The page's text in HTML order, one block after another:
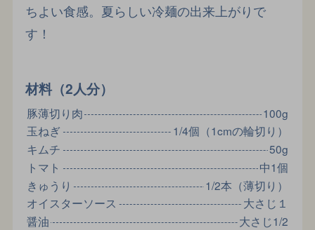
ちよい食感。夏らしい冷麺の出来上がりで
す！
材料（2人分）
豚薄切り肉
100g
玉ねぎ
1/4個（1cmの輪切り）
キムチ
50g
トマト
中1個
きゅうり
1/2本（薄切り）
オイスターソース
大さじ１
醤油
大さじ1/2